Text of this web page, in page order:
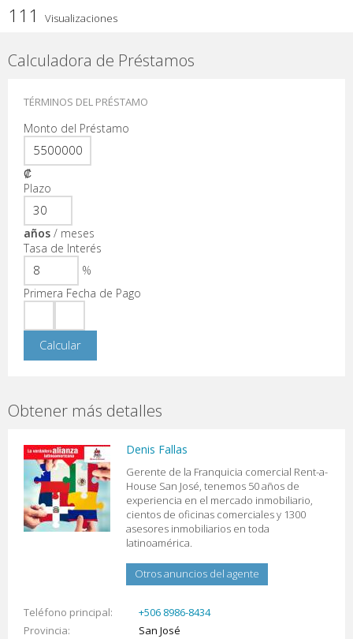
111 Visualizaciones
Calculadora de Préstamos
TÉRMINOS DEL PRÉSTAMO
Monto del Préstamo
₡
Plazo
años / meses
Tasa de Interés
%
Primera Fecha de Pago
Obtener más detalles
Denis Fallas
Gerente de la Franquicia comercial Rent-a-
House San José, tenemos 50 años de
experiencia en el mercado inmobiliario,
cientos de oficinas comerciales y 1300
asesores inmobiliarios en toda
latinoamérica.
Otros anuncios del agente
Teléfono principal
+506 8986-8434
Provincia
San José